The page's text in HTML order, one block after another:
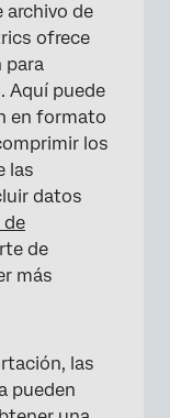
archivo de
ofrece
para
Aquí puede
en formato
los
las
datos
de
de
más
las
pueden